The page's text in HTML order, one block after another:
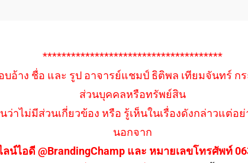
**************************************
าง ชื่อ และ รูป อาจารย์แชมป์ ธิติพล เทียมจันทร์ ก
ส่วนบุคคลหรือทรัพย์สิน
าไม่มีส่วนเกี่ยวข้อง หรือ รู้เห็นในเรื่องดังกล่าวแต่
นอกจาก
น์ไอดี @BrandingChamp และ หมายเลขโทรศัพท์